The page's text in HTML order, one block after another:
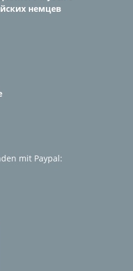
немцев
mit Paypal: